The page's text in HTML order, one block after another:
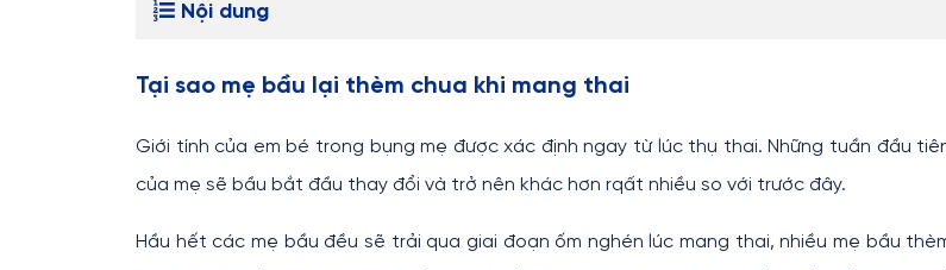
Nội dung
Tại sao mẹ bầu lại thèm chua khi mang thai
Giới tính của em bé trong bụng mẹ được xác định ngay từ lúc thụ thai. Những tuần đầu
của mẹ sẽ bầu bắt đầu thay đổi và trở nên khác hơn rqất nhiều so với trước đây.
Hầu hết các mẹ bầu đều sẽ trải qua giai đoạn ốm nghén lúc mang thai, nhiều mẹ bầu